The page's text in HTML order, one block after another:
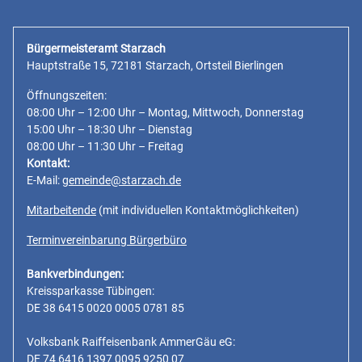
Bürgermeisteramt Starzach
Hauptstraße 15, 72181 Starzach, Ortsteil Bierlingen
Öffnungszeiten:
08:00 Uhr – 12:00 Uhr – Montag, Mittwoch, Donnerstag
15:00 Uhr – 18:30 Uhr – Dienstag
08:00 Uhr – 11:30 Uhr – Freitag
Kontakt:
E-Mail:gemeinde@starzach.de
Mitarbeitende (mit individuellen Kontaktmöglichkeiten)
Terminvereinbarung Bürgerbüro
Bankverbindungen:
Kreissparkasse Tübingen:
DE 38 6415 0020 0005 0781 85
Volksbank Raiffeisenbank AmmerGäu eG:
DE 74 6416 1397 0095 9250 07